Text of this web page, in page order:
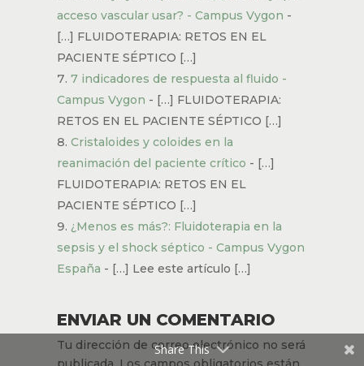
acceso vascular usar? - Campus Vygon -
[…] FLUIDOTERAPIA: RETOS EN EL
PACIENTE SÉPTICO […]
7 indicadores de respuesta al fluido -
Campus Vygon - […] FLUIDOTERAPIA:
RETOS EN EL PACIENTE SÉPTICO […]
Cristaloides y coloides en la
reanimación del paciente crítico - […]
FLUIDOTERAPIA: RETOS EN EL
PACIENTE SÉPTICO […]
¿Menos es más?: Fluidoterapia en la
sepsis y el shock séptico - Campus Vygon
España - […] Lee este artículo […]
ENVIAR UN COMENTARIO
Tu dirección de correo electrónico no será
Share This